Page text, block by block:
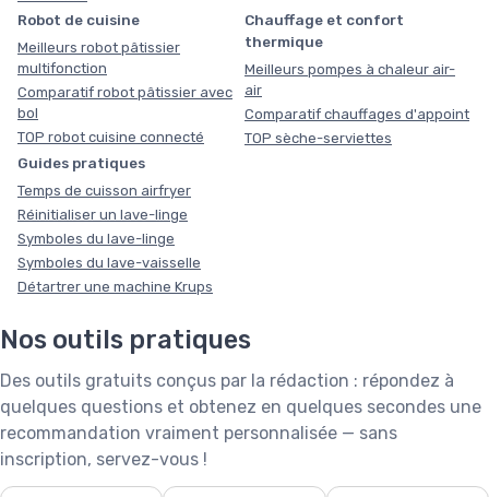
Robot de cuisine
Meilleurs robot pâtissier
multifonction
Comparatif robot pâtissier avec
bol
TOP robot cuisine connecté
Chauffage et confort
thermique
Meilleurs pompes à chaleur air-
air
Comparatif chauffages d'appoint
TOP sèche-serviettes
Guides pratiques
Temps de cuisson airfryer
Réinitialiser un lave-linge
Symboles du lave-linge
Symboles du lave-vaisselle
Détartrer une machine Krups
Nos outils pratiques
Des outils gratuits conçus par la rédaction : répondez à
quelques questions et obtenez en quelques secondes une
recommandation vraiment personnalisée — sans
inscription, servez-vous !